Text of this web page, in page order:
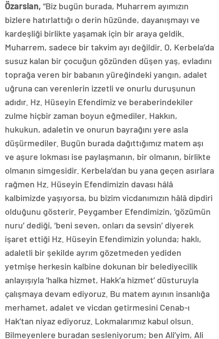
Özarslan, “Biz bugün burada, Muharrem ayımızın
bizlere hatırlattığı o derin hüzünde, dayanışmayı ve
kardeşliği birlikte yaşamak için bir araya geldik.
Muharrem, sadece bir takvim ayı değildir. O, Kerbela’da
susuz kalan bir çocuğun gözünden düşen yaş, evladını
toprağa veren bir babanın yüreğindeki yangın, adalet
uğruna can verenlerin izzetli ve onurlu duruşunun
adıdır. Hz. Hüseyin Efendimiz ve beraberindekiler
zulme hiçbir zaman boyun eğmediler. Hakkın,
hukukun, adaletin ve onurun bayrağını yere asla
düşürmediler. Bugün burada dağıttığımız matem aşı
ve aşure lokması ise paylaşmanın, bir olmanın, birlikte
olmanın simgesidir. Kerbela’dan bu yana geçen asırlara
rağmen Hz. Hüseyin Efendimizin davası hâlâ
kalbimizde yaşıyorsa, bu bizim vicdanımızın hâlâ dipdiri
olduğunu gösterir. Peygamber Efendimizin, ‘gözümün
nuru’ dediği, ‘beni seven, onları da sevsin’ diyerek
işaret ettiği Hz. Hüseyin Efendimizin yolunda; haklı,
adaletli bir şekilde ayrım gözetmeden yediden
yetmişe herkesin kalbine dokunan bir belediyecilik
anlayışıyla ‘halka hizmet, Hakk’a hizmet’ düsturuyla
çalışmaya devam ediyoruz. Bu matem ayının insanlığa
merhamet, adalet ve vicdan getirmesini Cenab-ı
Hak’tan niyaz ediyoruz. Lokmalarımız kabul olsun.
Bilmeyenlere buradan sesleniyorum; ben Ali’yim, Ali